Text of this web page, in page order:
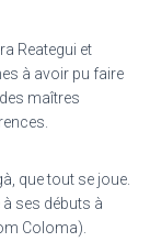
Reategui et
à avoir pu faire
maîtres
que tout se joue.
ses débuts à
Coloma).